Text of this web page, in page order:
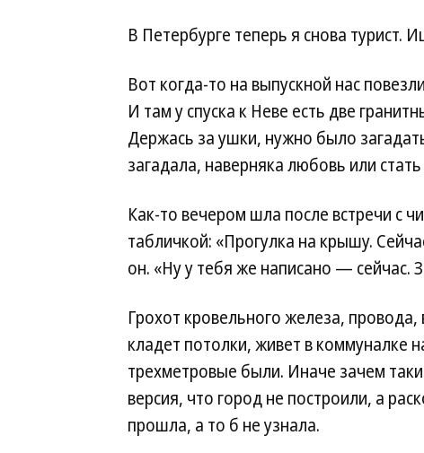
В Петербурге теперь я снова турист.
Вот когда-то на выпускной нас
И там у спуска к Неве есть две
Держась за ушки, нужно было
загадала, наверняка любовь или
Как-то вечером шла после встречи с
табличкой: «Прогулка на крышу.
он. «Ну у тебя же написано — сейчас.
Грохот кровельного железа,
кладет потолки, живет в коммуналке
трехметровые были. Иначе зачем
версия, что город не построили, а
прошла, а то б не узнала.